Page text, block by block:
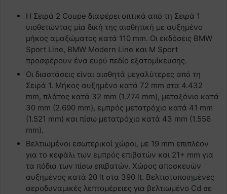
Η Σειρά 2 Coupe διαφέρει οπτικά από τη Σειρά 1
υιοθετώντας μία δική της αισθητική με αυξημένο
μήκος αμαξώματος κατά 110 mm. Οι εκδόσεις BMW
Sport Line, BMW Modern Line και M Sport
προσφέρουν ένα ευρύ πεδίο εξατομίκευσης.
Οι διαστάσεις είναι αισθητά μεγαλύτερες από τη
Σειρά 1. Μήκος αυξημένο κατά 72 mm στα 4.432
mm, πλάτος κατά 32 mm (1.774 mm), μεταξόνιο κατά
30 mm (2.690 mm), εμπρός μετατρόχιο κατά 41 mm
(1.521 mm) και πίσω μετατρόχιο κατά 43 mm (1.556
mm).
Βελτιωμένοι εσωτερικοί χώροι, με 19 mm επιπλέον
για το κεφάλι των εμπρός επιβατών και 21+ mm για
τα πόδια των πίσω επιβατών. Χώρος αποσκευών
αυξημένος κατά 20 lt στα 390 lt. Βελτιστοποιημένες
αεροδυναμικές λεπτομέρειες για βελτιωμένο Cd σε